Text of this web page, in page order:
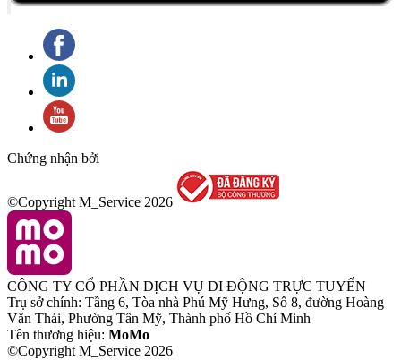
Chứng nhận bởi
©Copyright M_Service 2026
CÔNG TY CỔ PHẦN DỊCH VỤ DI ĐỘNG TRỰC TUYẾN
Trụ sở chính: Tầng 6, Tòa nhà Phú Mỹ Hưng, Số 8, đường Hoàng
Văn Thái, Phường Tân Mỹ, Thành phố Hồ Chí Minh
Tên thương hiệu: MoMo
©Copyright M_Service 2026